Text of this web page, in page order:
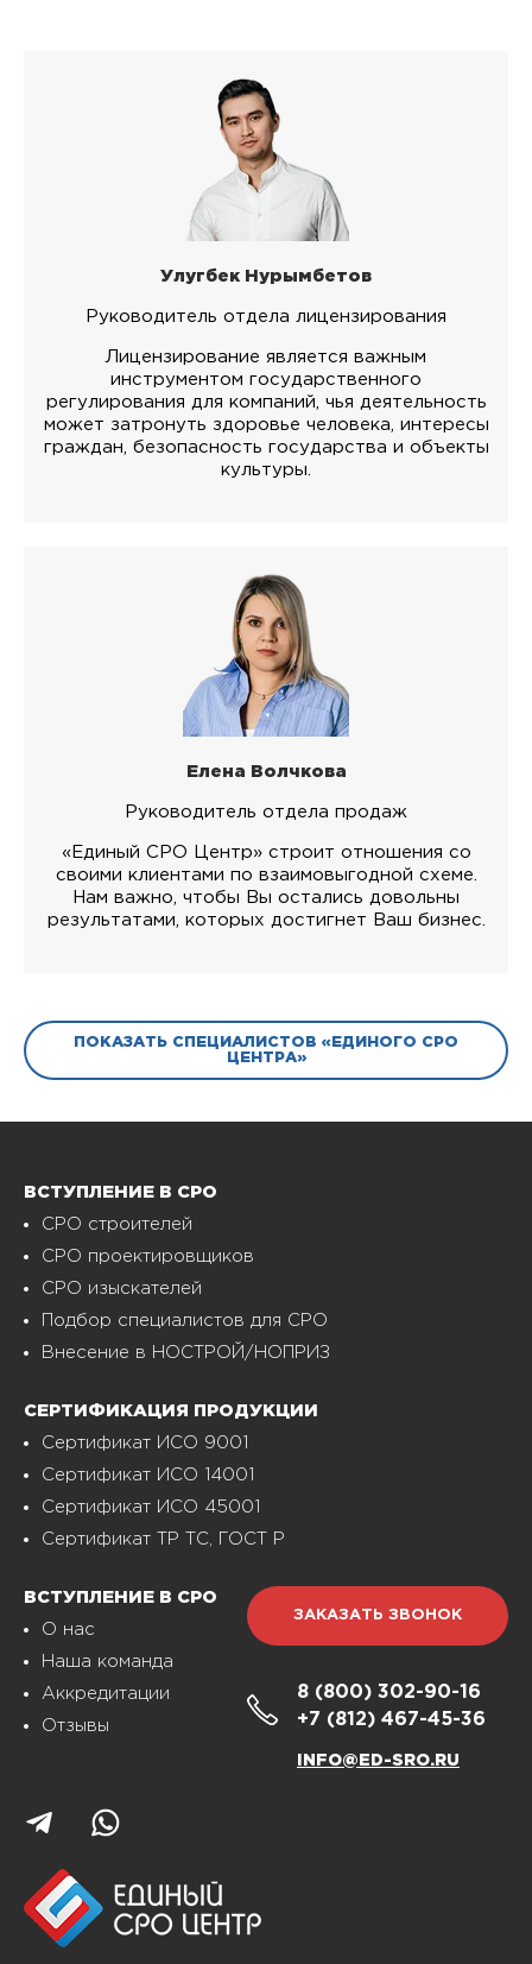
Улугбек Нурымбетов
Руководитель отдела лицензирования
Лицензирование является важным
инструментом государственного
регулирования для компаний, чья деятельность
может затронуть здоровье человека, интересы
граждан, безопасность государства и объекты
культуры.
Елена Волчкова
Руководитель отдела продаж
«Единый СРО Центр» строит отношения со
своими клиентами по взаимовыгодной схеме.
Нам важно, чтобы Вы остались довольны
результатами, которых достигнет Ваш бизнес.
ПОКАЗАТЬ СПЕЦИАЛИСТОВ «ЕДИНОГО СРО
ЦЕНТРА»
ВСТУПЛЕНИЕ В СРО
СРО строителей
СРО проектировщиков
СРО изыскателей
Подбор специалистов для СРО
Внесение в НОСТРОЙ/НОПРИЗ
СЕРТИФИКАЦИЯ ПРОДУКЦИИ
Сертификат ИСО 9001
Сертификат ИСО 14001
Сертификат ИСО 45001
Сертификат ТР ТС, ГОСТ Р
ВСТУПЛЕНИЕ В СРО
О нас
Наша команда
Аккредитации
Отзывы
ЗАКАЗАТЬ ЗВОНОК
8 (800) 302-90-16
+7 (812) 467-45-36
INFO@ED-SRO.RU